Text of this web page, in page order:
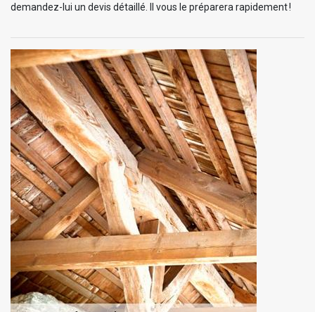
demandez-lui un devis détaillé. Il vous le préparera rapidement !